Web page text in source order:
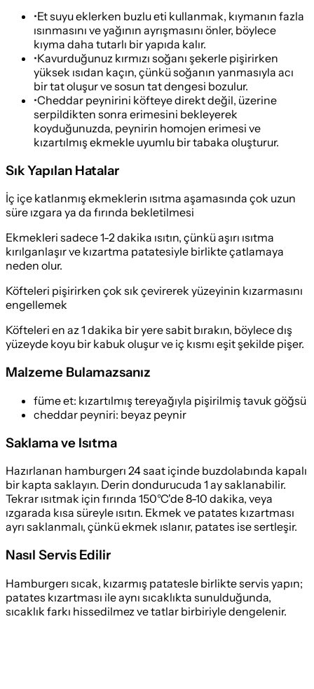
•Et suyu eklerken buzlu eti kullanmak, kıymanın fazla
ısınmasını ve yağının ayrışmasını önler, böylece
kıyma daha tutarlı bir yapıda kalır.
•Kavurduğunuz kırmızı soğanı şekerle pişirirken
yüksek ısıdan kaçın, çünkü soğanın yanmasıyla acı
bir tat oluşur ve sosun tat dengesi bozulur.
•Cheddar peynirini köfteye direkt değil, üzerine
serpildikten sonra erimesini bekleyerek
koyduğunuzda, peynirin homojen erimesi ve
kızartılmış ekmekle uyumlu bir tabaka oluşturur.
Sık Yapılan Hatalar
İç içe katlanmış ekmeklerin ısıtma aşamasında çok uzun
süre ızgara ya da fırında bekletilmesi
Ekmekleri sadece 1-2 dakika ısıtın, çünkü aşırı ısıtma
kırılganlaşır ve kızartma patatesiyle birlikte çatlamaya
neden olur.
Köfteleri pişirirken çok sık çevirerek yüzeyinin kızarmasını
engellemek
Köfteleri en az 1 dakika bir yere sabit bırakın, böylece dış
yüzeyde koyu bir kabuk oluşur ve iç kısmı eşit şekilde pişer.
Malzeme Bulamazsanız
füme et: kızartılmış tereyağıyla pişirilmiş tavuk göğsü
cheddar peyniri: beyaz peynir
Saklama ve Isıtma
Hazırlanan hamburgerı 24 saat içinde buzdolabında kapalı
bir kapta saklayın. Derin dondurucuda 1 ay saklanabilir.
Tekrar ısıtmak için fırında 150°C'de 8-10 dakika, veya
ızgarada kısa süreyle ısıtın. Ekmek ve patates kızartması
ayrı saklanmalı, çünkü ekmek ıslanır, patates ise sertleşir.
Nasıl Servis Edilir
Hamburgerı sıcak, kızarmış patatesle birlikte servis yapın;
patates kızartması ile aynı sıcaklıkta sunulduğunda,
sıcaklık farkı hissedilmez ve tatlar birbiriyle dengelenir.